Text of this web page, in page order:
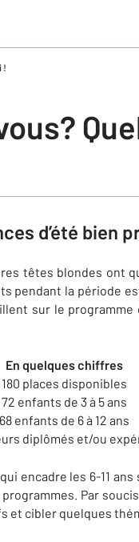
!
d’été bien
têtes blondes ont
pendant la période
sur le programme
En quelques chiffres
180 places disponibles
72 enfants de 3 à 5 ans
68 enfants de 6 à 12 ans
diplômés et/ou
encadre les 6-11
Par
cibler quelques